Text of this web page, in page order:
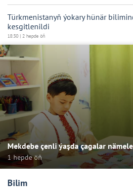
Türkmenistanyň ýokary hünär
kesgitlenildi
18:30 | 2 hepde öň
Mekdebe çenli ýaşda çagalar
1 hepde öň
Bilim